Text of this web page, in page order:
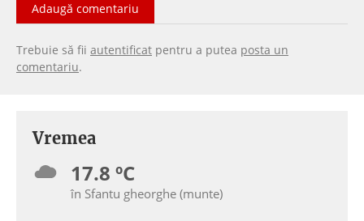
Adaugă comentariu
Trebuie să fii autentificat pentru a putea posta un
comentariu.
Vremea
17.8 ºC
în Sfantu gheorghe (munte)